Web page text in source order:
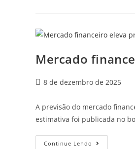
Mercado
8 de dezembro de 2025
A previsão do mercado
estimativa foi publicada no
Continue Lendo